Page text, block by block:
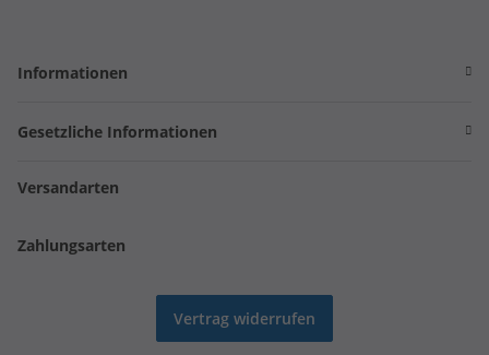
Informationen
Gesetzliche Informationen
Versandarten
Zahlungsarten
Vertrag widerrufen